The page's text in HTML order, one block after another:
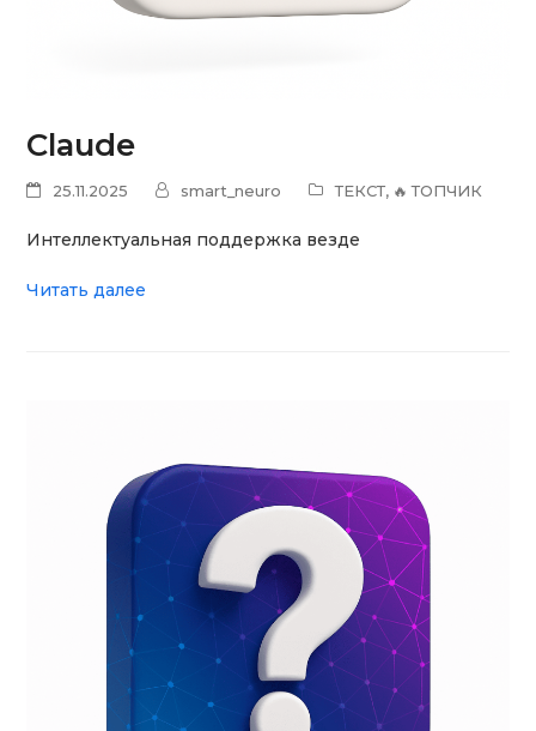
Claude
25.11.2025 smart_neuro ТЕКСТ, 🔥 ТОПЧИК
Интеллектуальная поддержка везде
Читать далее